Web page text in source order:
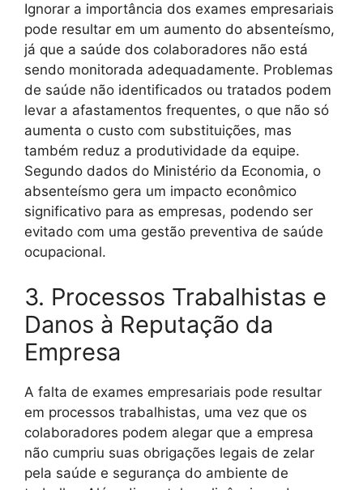
Ignorar a importância dos exames empresariais
pode resultar em um aumento do absenteísmo,
já que a saúde dos colaboradores não está
sendo monitorada adequadamente. Problemas
de saúde não identificados ou tratados podem
levar a afastamentos frequentes, o que não só
aumenta o custo com substituições, mas
também reduz a produtividade da equipe.
Segundo dados do Ministério da Economia, o
absenteísmo gera um impacto econômico
significativo para as empresas, podendo ser
evitado com uma gestão preventiva de saúde
ocupacional.
3. Processos Trabalhistas e
Danos à Reputação da
Empresa
A falta de exames empresariais pode resultar
em processos trabalhistas, uma vez que os
colaboradores podem alegar que a empresa
não cumpriu suas obrigações legais de zelar
pela saúde e segurança do ambiente de